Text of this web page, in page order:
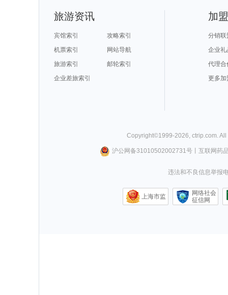
旅游资讯
宾馆索引
攻略索引
机票索引
网站导航
旅游索引
邮轮索引
企业差旅索引
加
分销联
企业礼
代理合
更多加
Copyright©1999-2026 ctrip.com .
沪公网备31010502002731号丨 互联网药
违法和不良信息举报
上海市监
网络社会
征信网